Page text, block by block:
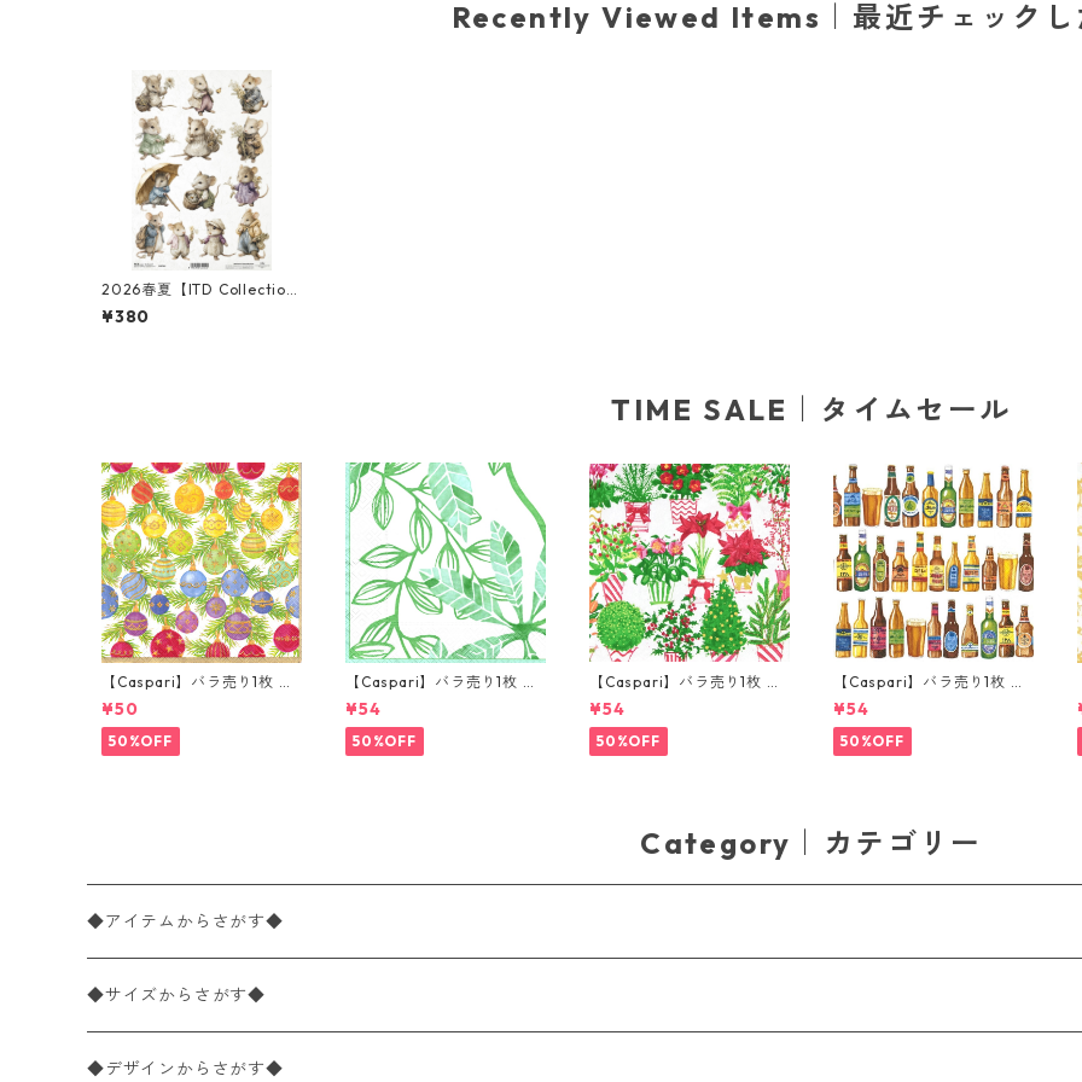
Recently Viewed Items｜最近チェックし
2026春夏【ITD Collectio
n】A4サイズ ライスペーパ
ー R2790 デコパージュ
¥380
TIME SALE｜タイムセール
【Caspari】バラ売り1枚 カ
クテルサイズ ペーパーナプ
キン OMBRE CHRISTMAS
ホワイト×ゴールドパール
¥50
50%OFF
【Caspari】バラ売り1枚 ラ
ンチサイズ ペーパーナプキ
ン LEAF パール×グリーン
¥54
50%OFF
【Caspari】バラ売り1枚 ラ
ンチサイズ ペーパーナプキ
ン Christmas Flower Mark
et ホワイト
¥54
50%OFF
【Caspari】バラ売り1枚 ラ
ンチサイズ ペーパーナプキ
ン 99 Bottles ホワイト
¥54
50%OFF
Category｜カテゴリー
◆アイテムからさがす◆
ペーパーナプキン2枚バラ売り
ペーパーナプキン1枚バラ売り
◆サイズからさがす◆
33×33cm（ランチサイズ）
◆デザインからさがす◆